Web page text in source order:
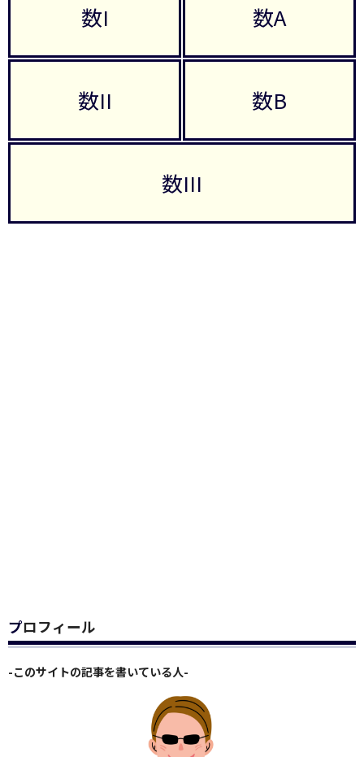
数I 数A
数II 数B
数III
プロフィール
-このサイトの記事を書いている人-